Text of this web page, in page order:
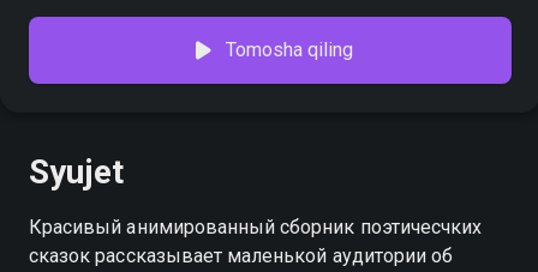
Tomosha qiling
Syujet
Красивый анимированный сборник поэтичесчких
сказок рассказывает маленькой аудитории об